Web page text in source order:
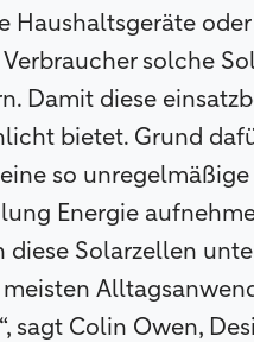
Haushaltsgeräte
solche
Damit diese
bietet. Grund
so
Energie
diese Solarzellen
sagt Colin Owen,